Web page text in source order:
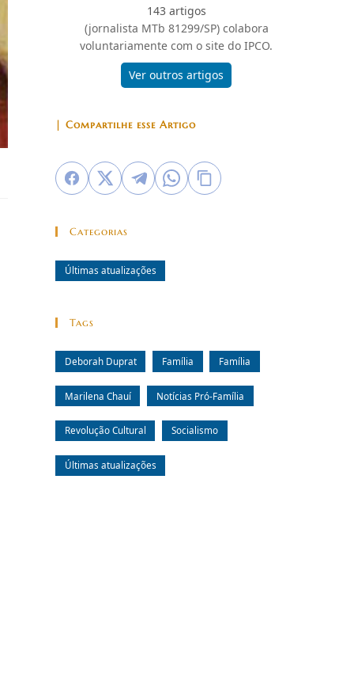
143 artigos
(jornalista MTb 81299/SP) colabora
voluntariamente com o site do IPCO.
Ver outros artigos
| Compartilhe esse Artigo
Categorias
Últimas atualizações
Tags
Deborah Duprat Família Família
Marilena Chauí Notícias Pró-Família
Revolução Cultural Socialismo
Últimas atualizações